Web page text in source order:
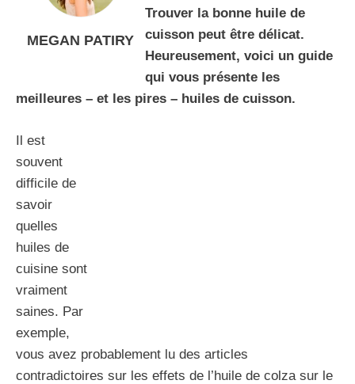
MEGAN PATIRY
Trouver la bonne huile de
cuisson peut être délicat.
Heureusement, voici un guide
qui vous présente les
meilleures – et les pires – huiles de cuisson.
Il est
souvent
difficile de
savoir
quelles
huiles de
cuisine sont
vraiment
saines. Par
exemple,
vous avez probablement lu des articles
contradictoires sur les effets de l’huile de colza sur le